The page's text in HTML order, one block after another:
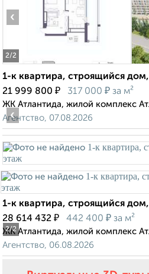
2/2
‹
1-к квартира, строящийся
21 999 800 ₽ 317 000 ₽ за м²
ЖК Атлантида, жилой комплекс
Агентство, 07.08.2026
2/2
‹
1-к квартира, строящийся
28 614 432 ₽ 442 400 ₽ за м²
ЖК Атлантида, жилой комплекс
Агентство, 06.08.2026